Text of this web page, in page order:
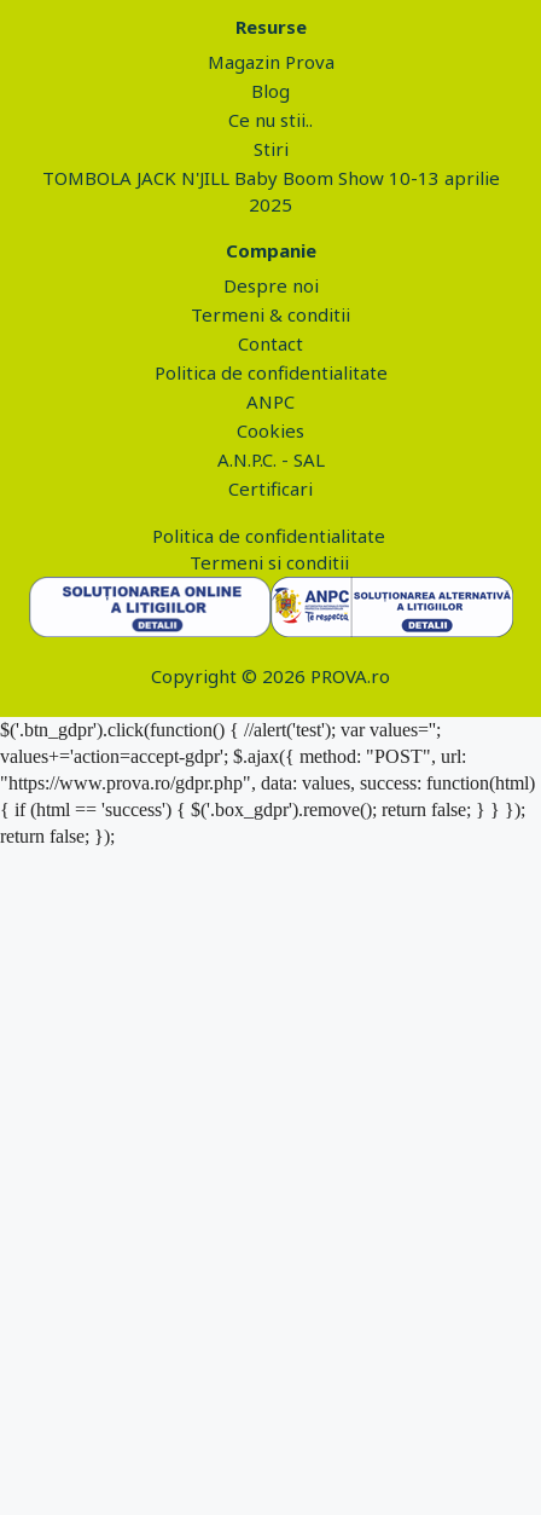
Resurse
Magazin Prova
Blog
Ce nu stii..
Stiri
TOMBOLA JACK N'JILL Baby Boom Show 10-13 aprilie
2025
Companie
Despre noi
Termeni & conditii
Contact
Politica de confidentialitate
ANPC
Cookies
A.N.P.C. - SAL
Certificari
Politica de confidentialitate
Termeni si conditii
Copyright © 2026 PROVA.ro
$('.btn_gdpr').click(function() { //alert('test'); var values='';
values+='action=accept-gdpr'; $.ajax({ method: "POST", url:
"https://www.prova.ro/gdpr.php", data: values, success: function(html)
{ if (html == 'success') { $('.box_gdpr').remove(); return false; } } });
return false; });